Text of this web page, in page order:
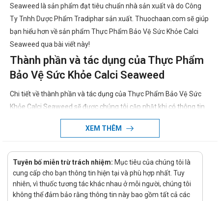
Seaweed là sản phẩm đạt tiêu chuẩn nhà sản xuất và do Công
Ty Tnhh Dược Phẩm Tradiphar sản xuất. Thuochaan.com sẽ giúp
bạn hiểu hơn về sản phẩm Thực Phẩm Bảo Vệ Sức Khỏe Calci
Seaweed qua bài viết này!
Thành phần và tác dụng của Thực Phẩm
Bảo Vệ Sức Khỏe Calci Seaweed
Chi tiết về thành phần và tác dụng của Thực Phẩm Bảo Vệ Sức
Khỏe Calci Seaweed sẽ được chúng tôi cập nhật khi có thông tin
Thực Phẩm Bảo Vệ Sức Khỏe Calci
Seaweed giá bao nhiêu?
Thực Phẩm Bảo Vệ Sức Khỏe Calci Seaweed giá bao nhiêu đang
là vấn đề mà nhiều người dùng quan tâm. Giá của Thực Phẩm
Bảo Vệ Sức Khỏe Calci Seaweed có thể thay đổi tùy thuộc vào
XEM THÊM
Tuyên bố miễn trừ trách nhiệm: Mục tiêu của chúng tôi là
cung cấp cho bạn thông tin hiện tại và phù hợp nhất. Tuy
nhiên, vì thuốc tương tác khác nhau ở mỗi người, chúng tôi
không thể đảm bảo rằng thông tin này bao gồm tất cả các